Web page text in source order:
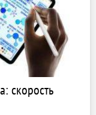
скорость